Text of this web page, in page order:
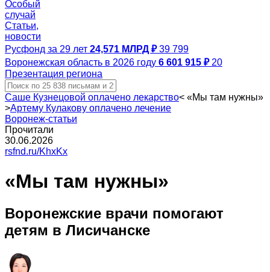
Особый
случай
Статьи,
новости
Русфонд за 29 лет 24,571 МЛРД ₽ 39 799
Воронежская область в 2026 году 6 601 915 ₽ 20
Презентация региона
Саше Кузнецовой оплачено лекарство< «Мы там нужны»
>Артему Кулакову оплачено лечение
Воронеж-статьи
Прочитали
30.06.2026
rsfnd.ru/KhxKx
«Мы там нужны»
Воронежские врачи помогают
детям в Лисичанске